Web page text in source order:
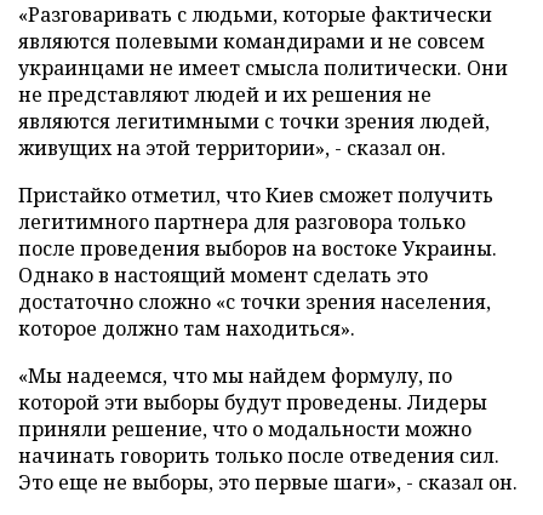
«Разговаривать с людьми, которые фактически
являются полевыми командирами и не совсем
украинцами не имеет смысла политически. Они
не представляют людей и их решения не
являются легитимными с точки зрения людей,
живущих на этой территории», - сказал он.
Пристайко отметил, что Киев сможет получить
легитимного партнера для разговора только
после проведения выборов на востоке Украины.
Однако в настоящий момент сделать это
достаточно сложно «с точки зрения населения,
которое должно там находиться».
«Мы надеемся, что мы найдем формулу, по
которой эти выборы будут проведены. Лидеры
приняли решение, что о модальности можно
начинать говорить только после отведения сил.
Это еще не выборы, это первые шаги», - сказал он.